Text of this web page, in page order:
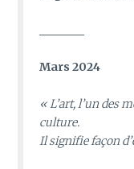
Mars 2024
«L’art, l’un des
culture.
Il signifie façon